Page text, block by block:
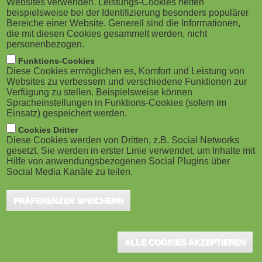
M
o
b
i
l
e
)
g
a
o
n
München, November 2018 - Mit frei verfügbaren
Lehrplänen für IT-Trainings geht itedas.org neue
Wege: Das Unternehmen stellt die Schulungsinhalte
unter der Creative Commons "Free-Culture-Lizenz"
zum Download ins Internet. Trainer und
Trainingsinstitute haben so kostenlos Zugang zu den
Lehrplänen, den sogenannten Syllabi. Diese lassen
sich nach Bedarf als Präsenztraining, eLearning oder
Blended Learning umsetzen.
Dass dieses Konzept gut ankommt, belegt bereits das erste
Websites verwenden. Leistungs-Cookies helfen
beispielsweise bei der Identifizierung besonders populärer
Bereiche einer Website. Generell sind die Informationen,
die mit diesen Cookies gesammelt werden, nicht
personenbezogen.
Funktions-Cookies
Diese Cookies ermöglichen es, Komfort und Leistung von
Websites zu verbessern und verschiedene Funktionen zur
Verfügung zu stellen. Beispielsweise können
Spracheinstellungen in Funktions-Cookies (sofern im
Einsatz) gespeichert werden.
Cookies Dritter
Diese Cookies werden von Dritten, z.B. Social Networks
gesetzt. Sie werden in erster Linie verwendet, um Inhalte mit
Hilfe von anwendungsbezogenen Social Plugins über
Social Media Kanäle zu teilen.
PRÄFERENZEN SPEICHERN
ALLE COOKIES AKZEPTIEREN